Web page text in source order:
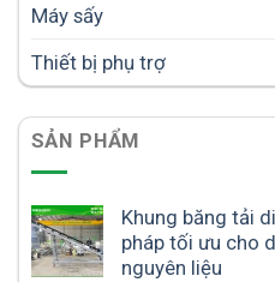
Máy sấy
Thiết bị phụ trợ
SẢN PHẨM
Khung băng tải
pháp tối ưu cho
nguyên liệu